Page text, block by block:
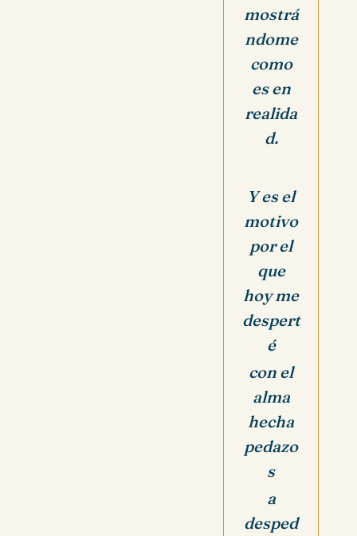
mostrá
ndome
como
es en
realida
d.
Y es el
motivo
por el
que
hoy me
despert
é
con el
alma
hecha
pedazo
s
a
desped